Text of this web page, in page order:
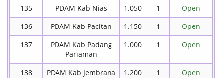
135 PDAM Kab Nias 1.050 1
Open
136
PDAM Kab Pacitan 1.150 1
Open
137
PDAM Kab Padang
Pariaman
1.000 1 Open
138 PDAM Kab Jembrana 1.200 1
Open